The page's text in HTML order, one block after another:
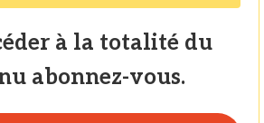
à la totalité du
abonnez-vous.